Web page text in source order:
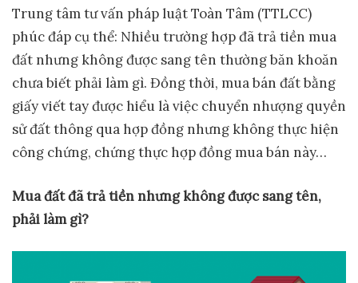
Trung tâm tư vấn pháp luật Toàn Tâm (TTLCC)
phúc đáp cụ thể: Nhiều trường hợp đã trả tiền mua
đất nhưng không được sang tên thường băn khoăn
chưa biết phải làm gì. Đồng thời, mua bán đất bằng
giấy viết tay được hiểu là việc chuyển nhượng quyền
sử đất thông qua hợp đồng nhưng không thực hiện
công chứng, chứng thực hợp đồng mua bán này…
Mua đất đã trả tiền nhưng không được sang tên,
phải làm gì?